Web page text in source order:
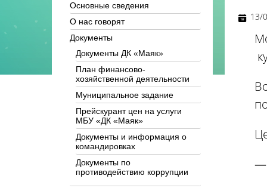
Основные сведения
О нас говорят
Документы
Документы ДК «Маяк»
План финансово-
хозяйственной деятельности
Муниципальное задание
Прейскурант цен на услуги
МБУ «ДК «Маяк»
Документы и информация о
командировках
Документы по
противодействию коррупции
13/
—